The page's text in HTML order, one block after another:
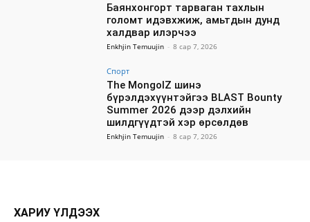
Баянхонгорт тарваган тахлын
голомт идэвхжиж, амьтдын дунд
халдвар илэрчээ
Enkhjin Temuujin - 8 сар 7, 2026
Спорт
The MongolZ шинэ
бүрэлдэхүүнтэйгээ BLAST Bounty
Summer 2026 дээр дэлхийн
шилдгүүдтэй хэр өрсөлдөв
Enkhjin Temuujin - 8 сар 7, 2026
ХАРИУ ҮЛДЭЭХ